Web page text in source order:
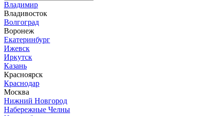
Владимир
Владивосток
Волгоград
Воронеж
Екатеринбург
Ижевск
Иркутск
Казань
Красноярск
Краснодар
Москва
Нижний Новгород
Набережные Челны